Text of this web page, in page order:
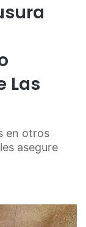
Las
en otros
asegure